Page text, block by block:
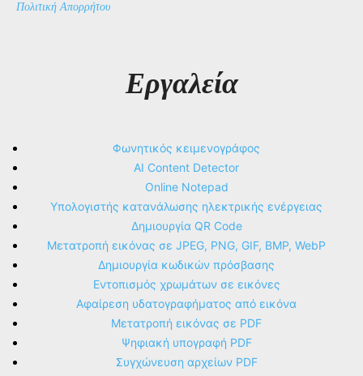
Πολιτική Απορρήτου
Εργαλεία
Φωνητικός κειμενογράφος
AI Content Detector
Online Notepad
Υπολογιστής κατανάλωσης ηλεκτρικής ενέργειας
Δημιουργία QR Code
Μετατροπή εικόνας σε JPEG, PNG, GIF, BMP, WebP
Δημιουργία κωδικών πρόσβασης
Εντοπισμός χρωμάτων σε εικόνες
Αφαίρεση υδατογραφήματος από εικόνα
Μετατροπή εικόνας σε PDF
Ψηφιακή υπογραφή PDF
Συγχώνευση αρχείων PDF